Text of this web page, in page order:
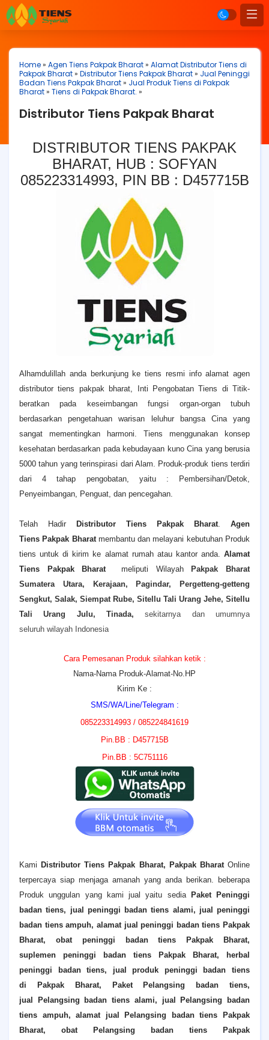
Home» Agen Tiens Pakpak Bharat» Alamat Distributor Tiens di
Pakpak Bharat» Distributor Tiens Pakpak Bharat» Jual Peninggi
Badan Tiens Pakpak Bharat» Jual Produk Tiens di Pakpak
Bharat» Tiens di Pakpak Bharat. »
Distributor Tiens Pakpak Bharat
DISTRIBUTOR TIENS PAKPAK
BHARAT, HUB : SOFYAN
085223314993, PIN BB : D457715B
Alhamdulillah anda berkunjung ke tiens resmi info alamat agen
distributor tiens pakpak bharat, Inti Pengobatan Tiens di Titik-
beratkan pada keseimbangan fungsi organ-organ tubuh
berdasarkan pengetahuan warisan leluhur bangsa Cina yang
sangat mementingkan harmoni. Tiens menggunakan konsep
kesehatan berdasarkan pada kebudayaan kuno Cina yang berusia
5000 tahun yang terinspirasi dari Alam. Produk-produk tiens terdiri
dari 4 tahap pengobatan, yaitu : Pembersihan/Detok,
Penyeimbangan, Penguat, dan pencegahan.
Telah Hadir Distributor Tiens Pakpak Bharat. Agen
Tiens Pakpak Bharat membantu dan melayani kebutuhan Produk
tiens untuk di kirim ke alamat rumah atau kantor anda. Alamat
Tiens
Pakpak Bharat meliputi Wilayah
Pakpak Bharat
Sumatera Utara, Kerajaan, Pagindar, Pergetteng-getteng
Sengkut, Salak, Siempat Rube, Sitellu Tali Urang Jehe, Sitellu
Tali Urang Julu, Tinada,
sekitarnya dan umumnya
seluruh wilayah Indonesia
Cara Pemesanan Produk silahkan ketik :
Nama-Nama Produk-Alamat-No.HP
Kirim Ke :
SMS/WA/Line/Telegram :
085223314993 / 085224841619
Pin.BB : D457715B
Pin.BB : 5C751116
Kami Distributor Tiens Pakpak Bharat, Pakpak BharatOnline
terpercaya siap menjaga amanah yang anda berikan. beberapa
Produk unggulan yang kami jual yaitu sedia Paket Peninggi
badan tiens, jual peninggi badan tiens alami, jual peninggi
badan tiens ampuh, alamat jual peninggi badan tiens Pakpak
Bharat, obat peninggi badan tiens Pakpak Bharat,
suplemen peninggi badan tiens
Pakpak Bharat, herbal
peninggi badan tiens, jual produk peninggi badan tiens
di
Pakpak Bharat,
Paket Pelangsing badan tiens,
jual
Pelangsing badan tiens alami, jual Pelangsing badan
tiens ampuh, alamat jual
Pelangsing badan tiens
Pakpak
Bharat, obat Pelangsing badan tiens
Pakpak